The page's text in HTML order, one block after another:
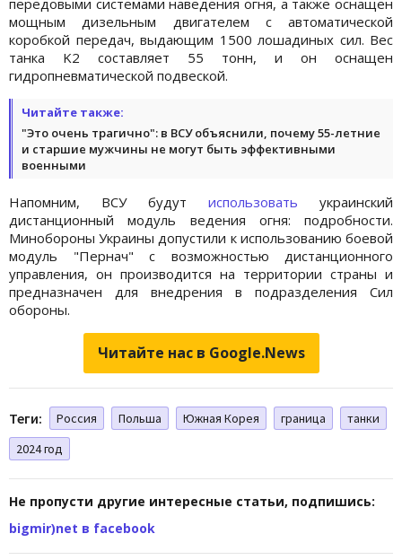
мощным дизельным двигателем с автоматической
коробкой передач, выдающим 1500 лошадиных сил. Вес
танка K2 составляет 55 тонн, и он оснащен
гидропневматической подвеской.
Читайте также:
"Это очень трагично": в ВСУ объяснили, почему 55-летние
и старшие мужчины не могут быть эффективными
военными
Напомним, ВСУ будут использовать украинский
дистанционный модуль ведения огня: подробности.
Минобороны Украины допустили к использованию боевой
модуль "Пернач" с возможностью дистанционного
управления, он производится на территории страны и
предназначен для внедрения в подразделения Сил
обороны.
Читайте нас в Google.News
Теги: Россия Польша Южная Корея граница
танки
2024 год
Не пропусти другие интересные статьи, подпишись:
bigmir)net в facebook